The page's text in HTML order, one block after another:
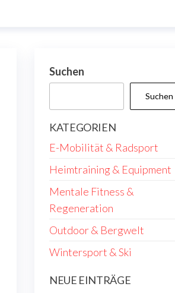
Suchen
Suchen
KATEGORIEN
E-Mobilität & Radsport
Heimtraining & Equipment
Mentale Fitness &
Regeneration
Outdoor & Bergwelt
Wintersport & Ski
NEUE EINTRÄGE